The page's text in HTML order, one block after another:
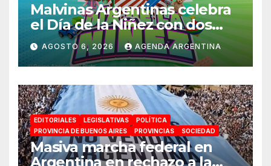
Malvinas Argentinas celebra
el Día de la Niñez con dos
jornadas de juegos,
espectáculos y actividades
para toda la familia
AGOSTO 6, 2026 AGENDA ARGENTINA
EDITORIALES LEGISLATIVAS
POLÍTICA
PROVINCIA DE BUENOS AIRES
PROVINCIAS SOCIEDAD
Masiva marcha federal en
Argentina en rechazo a la